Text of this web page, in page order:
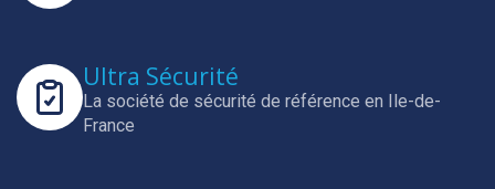
Ultra Sécurité
La société de sécurité de référence en Ile-de-
France